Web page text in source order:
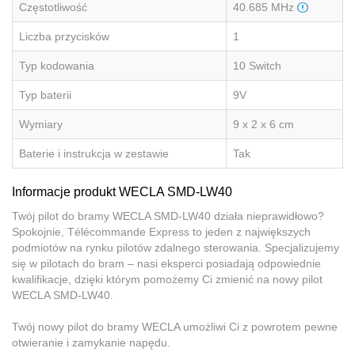
Częstotliwość 40.685 MHz
Liczba przycisków 1
Typ kodowania 10 Switch
Typ baterii 9V
Wymiary 9 x 2 x 6 cm
Baterie i instrukcja w zestawie Tak
Informacje produkt WECLA SMD-LW40
Twój pilot do bramy WECLA SMD-LW40 działa nieprawidłowo?
Spokojnie, Télécommande Express to jeden z największych
podmiotów na rynku pilotów zdalnego sterowania. Specjalizujemy
się w pilotach do bram – nasi eksperci posiadają odpowiednie
kwalifikacje, dzięki którym pomożemy Ci zmienić na nowy pilot
WECLA SMD-LW40.
Twój nowy pilot do bramy WECLA umożliwi Ci z powrotem pewne
otwieranie i zamykanie napędu.